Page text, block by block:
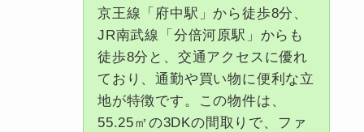
京王線「府中駅」から徒歩8分、
JR南武線「分倍河原駅」からも
徒歩8分と、交通アクセスに優れ
ており、通勤や買い物に便利な立
地が特徴です。この物件は、
55.25㎡の3DKの間取りで、ファ